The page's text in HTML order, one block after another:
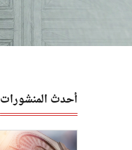
أحدث المنشورات